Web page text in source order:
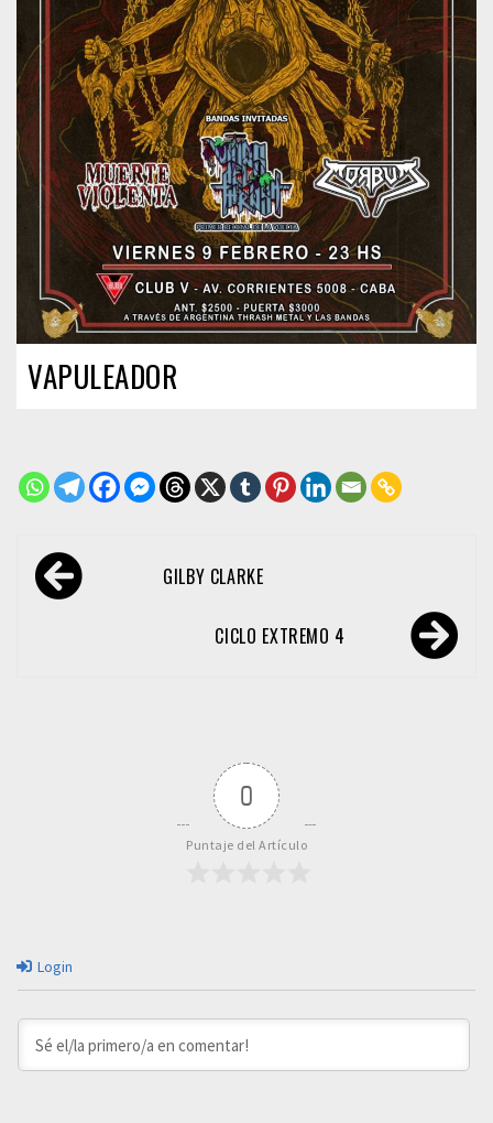
VAPULEADOR
Navegación
de GILBY CLARKE
CICLO EXTREMO 4
0
Puntaje del Artículo
Login